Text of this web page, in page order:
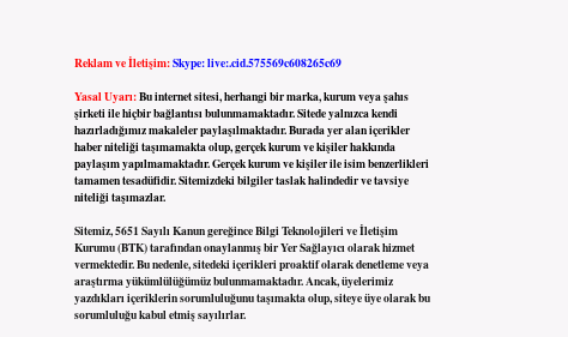
Reklam ve İletişim:Skype: live:.cid.575569c608265c69
Yasal Uyarı:Bu internet sitesi, herhangi bir marka, kurum veya şahıs
şirketi ile hiçbir bağlantısı bulunmamaktadır. Sitede yalnızca kendi
hazırladığımız makaleler paylaşılmaktadır. Burada yer alan içerikler
haber niteliği taşımamakta olup, gerçek kurum ve kişiler hakkında
paylaşım yapılmamaktadır. Gerçek kurum ve kişiler ile isim benzerlikleri
tamamen tesadüfidir. Sitemizdeki bilgiler taslak halindedir ve tavsiye
niteliği taşımazlar.
Sitemiz, 5651 Sayılı Kanun gereğince Bilgi Teknolojileri ve İletişim
Kurumu (BTK) tarafından onaylanmış bir Yer Sağlayıcı olarak hizmet
vermektedir. Bu nedenle, sitedeki içerikleri proaktif olarak denetleme veya
araştırma yükümlülüğümüz bulunmamaktadır. Ancak, üyelerimiz
yazdıkları içeriklerin sorumluluğunu taşımakta olup, siteye üye olarak bu
sorumluluğu kabul etmiş sayılırlar.